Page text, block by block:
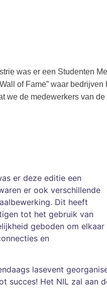
was er een Studenten
of Fame” waar bedrijven
we de medewerkers van de
er deze editie een
er ook verschillende
Dit heeft
tot het gebruik van
geboden om elkaar
en
lasevent
succes! Het NIL zal aan